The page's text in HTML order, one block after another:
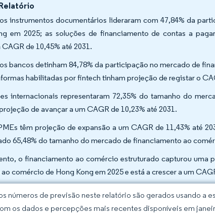
instrumentos documentários lideraram com 47,84% da
em 2025; as soluções de financiamento de contas a
de 10,45% até 2031.
bancos detinham 84,78% da participação no mercado de
habilitadas por fintech tinham projeção de registar o
internacionais representaram 72,35% do tamanho do
de avançar a um CAGR de 10,23% até 2031.
têm projeção de expansão a um CAGR de 11,43% até
65,48% do tamanho do mercado de financiamento ao
o financiamento ao comércio estruturado capturou uma
comércio de Hong Kong em 2025 e está a crescer a um
números de previsão neste relatório são gerados usando a
os dados e percepções mais recentes disponíveis em